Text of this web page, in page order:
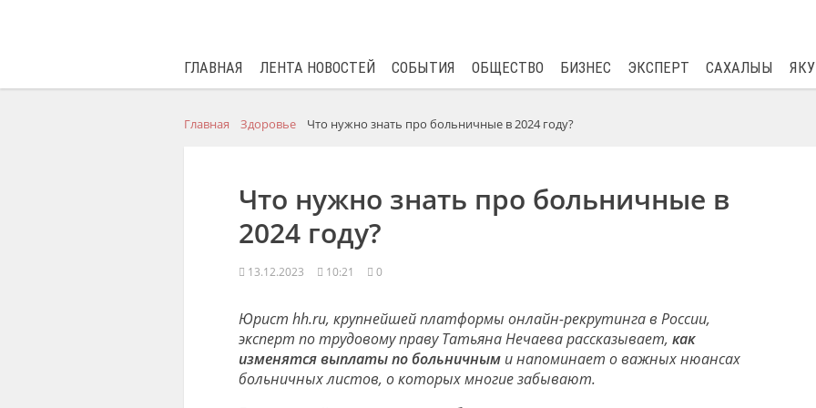
ГЛАВНАЯ ЛЕНТА НОВОСТЕЙ СОБЫТИЯ ОБЩЕСТВО БИЗНЕС ЭКСПЕРТ САХАЛЫЫ
Главная Здоровье Что нужно знать про больничные в 2024 году?
Что нужно знать про больничные в
2024 году?
13.12.2023 10:21 0
Юрист hh.ru, крупнейшей платформы онлайн-рекрутинга в России,
эксперт по трудовому праву Татьяна Нечаева рассказывает, как
изменятся выплаты по больничными напоминает о важных нюансах
больничных листов, о которых многие забывают.